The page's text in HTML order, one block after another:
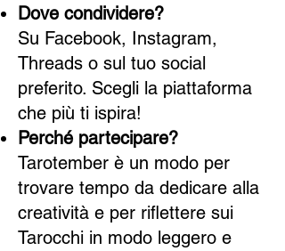
Dove condividere?
Su Facebook, Instagram,
Threads o sul tuo social
preferito. Scegli la piattaforma
che più ti ispira!
Perché partecipare?
Tarotember è un modo per
trovare tempo da dedicare alla
creatività e per riflettere sui
Tarocchi in modo leggero e